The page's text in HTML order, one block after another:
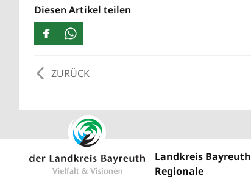
Diesen Artikel teilen
ZURÜCK
Landkreis Bayreuth
Regionale